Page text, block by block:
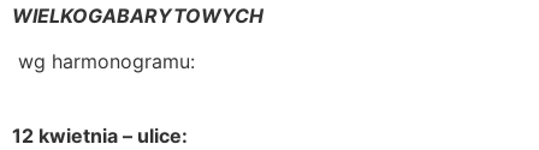
WIELKOGABARYTOWYCH
wg harmonogramu:
12 kwietnia – ulice: